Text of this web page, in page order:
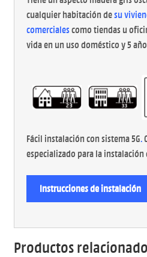
cualquier habitación desu
comercialescomo tiendas u
vida en un uso doméstico y 5
Fácil instalación con sistema 5G.
especializado para la instalación
Instrucciones de instalación
Productos